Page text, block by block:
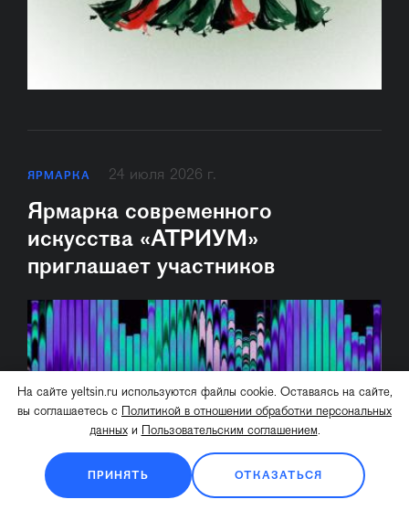
ЯРМАРКА 24 июля 2026 г.
Ярмарка современного
искусства «АТРИУМ»
приглашает участников
На сайте yeltsin.ru используются файлы cookie. Оставаясь на сайте,
вы соглашаетесь с
Политикой в отношении обработки персональных
данных и Пользовательским соглашением.
ПРИНЯТЬ ОТКАЗАТЬСЯ